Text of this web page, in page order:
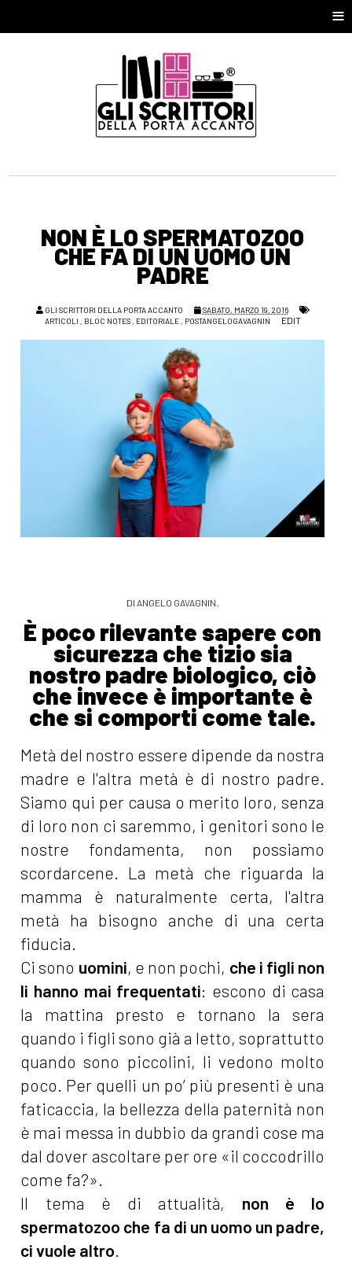
≡
NON È LO SPERMATOZOO
CHE FA DI UN UOMO UN
PADRE
GLI SCRITTORI DELLA PORTA ACCANTO
SABATO, MARZO 19, 2016
ARTICOLI , BLOC NOTES, EDITORIALE, POSTANGELOGAVAGNIN EDIT
DI ANGELO GAVAGNIN.
È poco rilevante sapere con
sicurezza che tizio sia
nostro padre biologico, ciò
che invece è importante è
che si comporti come tale.
Metà del nostro essere dipende da nostra
madre e l'altra metà è di nostro padre.
Siamo qui per causa o merito loro, senza
di loro non ci saremmo, i genitori sono le
nostre fondamenta, non possiamo
scordarcene. La metà che riguarda la
mamma è naturalmente certa, l'altra
metà ha bisogno anche di una certa
fiducia.
Ci sono uomini, e non pochi, che i figli non
li hanno mai frequentati: escono di casa
la mattina presto e tornano la sera
quando i figli sono già a letto, soprattutto
quando sono piccolini, li vedono molto
poco. Per quelli un po’ più presenti è una
faticaccia, la bellezza della paternità non
è mai messa in dubbio da grandi cose ma
dal dover ascoltare per ore «il coccodrillo
come fa?».
Il tema è di attualità, non è lo
spermatozoo che fa di un uomo un padre,
ci vuole altro